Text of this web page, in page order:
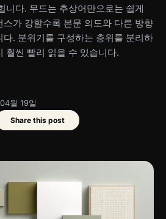
니다. 무드는 추상어만으로는 쉽게
가 강할수록 본문 의도와 다른 방향
. 분위기를 구성하는 층위를 분리하
훨씬 빨리 읽을 수 있습니다.
월 19일
Share this post